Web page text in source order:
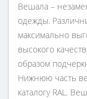
Вешала –
одежды.
максимально
высокого
образом
Нижнюю часть
каталогу RAL.